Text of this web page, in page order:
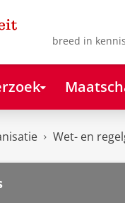
breed in
Wet- en